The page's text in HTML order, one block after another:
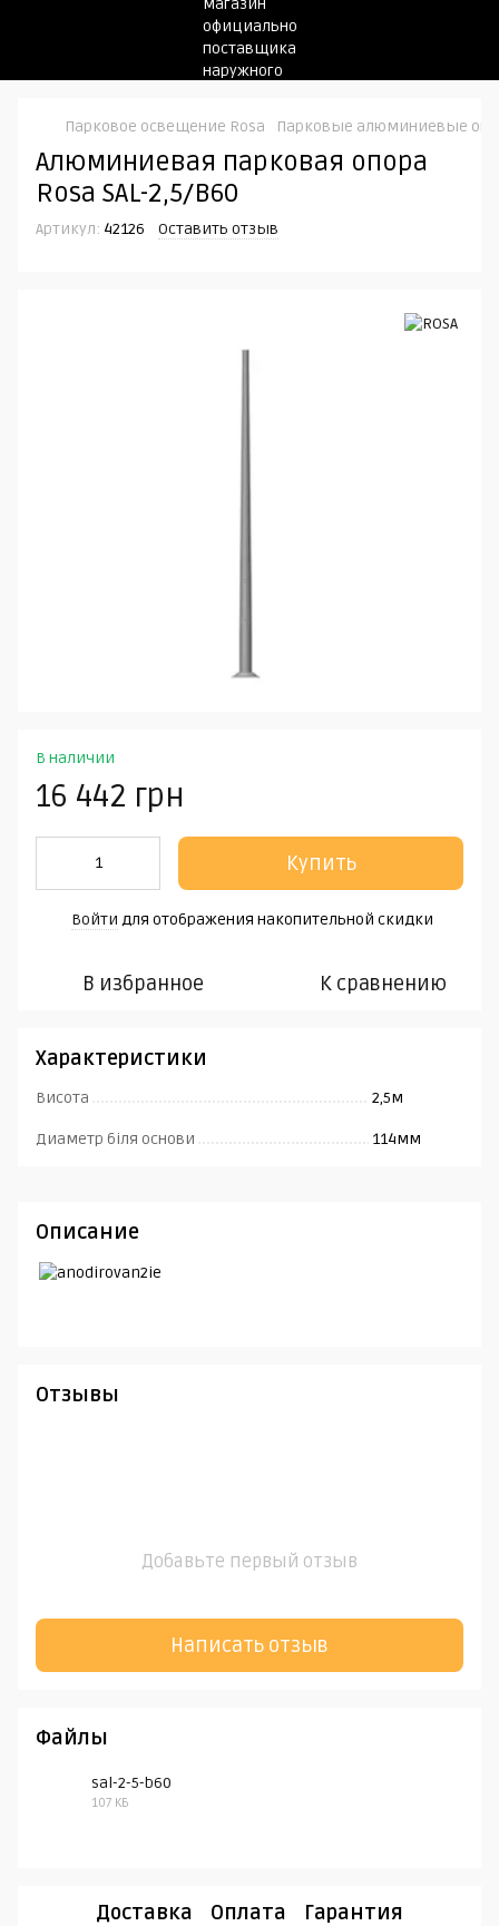
Парковое освещение Rosa Парковые алюминиевые
Алюминиевая парковая опора
Rosa SAL-2,5/B60
Артикул: 42126 Оставить отзыв
В наличии
16 442 грн
Купить
Войти для отображения накопительной скидки
В избранное К сравнению
Характеристики
Висота 2,5м
Диаметр біля основи 114мм
Описание
Отзывы
Добавьте первый отзыв
Написать отзыв
Файлы
sal-2-5-b60
107 КБ
Доставка Оплата Гарантия